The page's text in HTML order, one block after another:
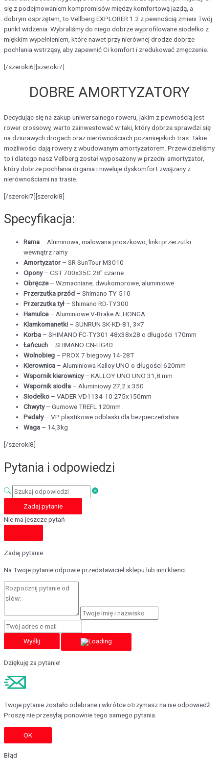
się z podejmowaniem kompromisów między komfortową jazdą, a
dobrym osprzętem, to Vellberg EXPLORER 1.2 z pewnością zmieni Twój
punkt widzenia. Wybraliśmy do niego dobrze wyprofilowane siodełko z
miękkim wypełnieniem, które nawet przy nierównej drodze dobrze
pochłania wstrząsy, aby zapewnić Ci komfort i zredukować zmęczenie.
[/szeroki6][szeroki7]
DOBRE AMORTYZATORY
Decydując się na zakup uniwersalnego roweru, jakim z pewnością jest
rower crossowy, warto zainwestować w taki, który dobrze sprawdzi się
na dziurawych drogach oraz nierównościach pozamiejskich tras. Takie
możliwości dają rowery z wbudowanym amortyzatorem. Przewidzieliśmy
to i dlatego nasz Vellberg został wyposażony w przedni amortyzator,
który dobrze pochłania drgania i niweluje dyskomfort związany z
nierównościami na trasie.
[/szeroki7][szeroki8]
Specyfikacja:
Rama – Aluminowa, malowana proszkowo, linki przerzutki
wewnątrz ramy
Amortyzator – SR SunTour M3010
Opony– CST 700x35C 28″ czarne
Obręcze– Wzmacniane, dwukomorowe, aluminiowe
Przerzutka przód – Shimano TY-510
Przerzutka tył – Shimano RD-TY300
Hamulce– Aluminiowe V-Brake ALHONGA
Klamkomanetki – SUNRUN SK-KD-81, 3×7
Korba – SHIMANO FC-TY301 48x38x28 o długości 170mm
Łańcuch – SHIMANO CN-HG40
Wolnobieg – PROX 7 biegowy 14-28T
Kierownica – Aluminiowa Kalloy UNO o długości 620mm
Wspornik kierownicy– KALLOY UNO UNO 31,8 mm
Wspornik siodła – Aluminiowy 27,2 x 350
Siodełko – VADER VD1134-10 275x150mm
Chwyty– Gumowe TREFL 120mm
Pedały– VP plastikowe odblaski dla bezpieczeństwa
Waga – 14,3kg
[/szeroki8]
Pytania i odpowiedzi
Zadaj pytanie
Nie ma jeszcze pytań
Zadaj pytanie
Na Twoje pytanie odpowie przedstawiciel sklepu lub inni klienci.
Wyślij
Dziękuję za pytanie!
Twoje pytanie zostało odebrane i wkrótce otrzymasz na nie odpowiedź.
Proszę nie przesyłaj ponownie tego samego pytania.
OK
Błąd